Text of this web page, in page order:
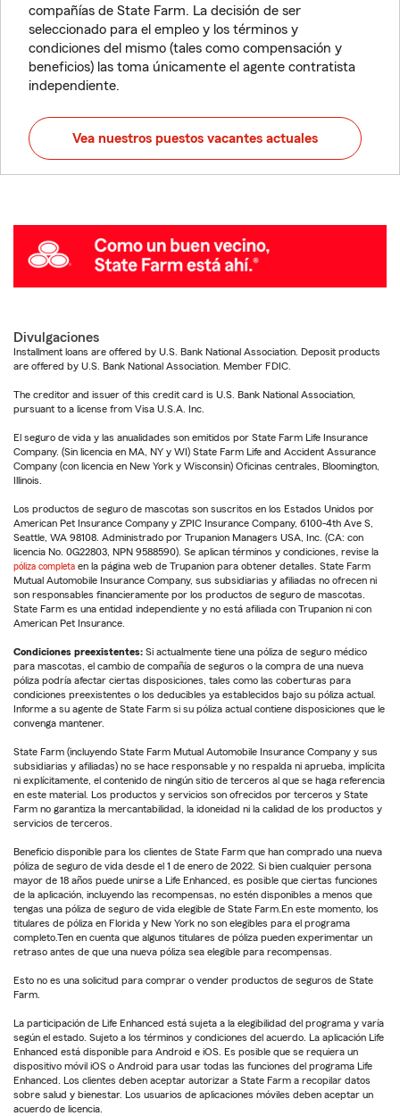
compañías de State Farm. La decisión de ser
seleccionado para el empleo y los términos y
condiciones del mismo (tales como compensación y
beneficios) las toma únicamente el agente contratista
independiente.
Vea nuestros puestos vacantes actuales
Divulgaciones
Installment loans are offered by U.S. Bank National Association. Deposit products
are offered by U.S. Bank National Association. Member FDIC.
The creditor and issuer of this credit card is U.S. Bank National Association,
pursuant to a license from Visa U.S.A. Inc.
El seguro de vida y las anualidades son emitidos por State Farm Life Insurance
Company. (Sin licencia en MA, NY y WI) State Farm Life and Accident Assurance
Company (con licencia en New York y Wisconsin) Oficinas centrales, Bloomington,
Illinois.
Los productos de seguro de mascotas son suscritos en los Estados Unidos por
American Pet Insurance Company y ZPIC Insurance Company, 6100-4th Ave S,
Seattle, WA 98108. Administrado por Trupanion Managers USA, Inc. (CA: con
licencia No. 0G22803, NPN 9588590). Se aplican términos y condiciones, revise la
póliza completa en la página web de Trupanion para obtener detalles. State Farm
Mutual Automobile Insurance Company, sus subsidiarias y afiliadas no ofrecen ni
son responsables financieramente por los productos de seguro de mascotas.
State Farm es una entidad independiente y no está afiliada con Trupanion ni con
American Pet Insurance.
Condiciones preexistentes: Si actualmente tiene una póliza de seguro médico
para mascotas, el cambio de compañía de seguros o la compra de una nueva
póliza podría afectar ciertas disposiciones, tales como las coberturas para
condiciones preexistentes o los deducibles ya establecidos bajo su póliza actual.
Informe a su agente de State Farm si su póliza actual contiene disposiciones que le
convenga mantener.
State Farm (incluyendo State Farm Mutual Automobile Insurance Company y sus
subsidiarias y afiliadas) no se hace responsable y no respalda ni aprueba, implícita
ni explícitamente, el contenido de ningún sitio de terceros al que se haga referencia
en este material. Los productos y servicios son ofrecidos por terceros y State
Farm no garantiza la mercantabilidad, la idoneidad ni la calidad de los productos y
servicios de terceros.
Beneficio disponible para los clientes de State Farm que han comprado una nueva
póliza de seguro de vida desde el 1 de enero de 2022. Si bien cualquier persona
mayor de 18 años puede unirse a Life Enhanced, es posible que ciertas funciones
de la aplicación, incluyendo las recompensas, no estén disponibles a menos que
tengas una póliza de seguro de vida elegible de State Farm.En este momento, los
titulares de póliza en Florida y New York no son elegibles para el programa
completo.Ten en cuenta que algunos titulares de póliza pueden experimentar un
retraso antes de que una nueva póliza sea elegible para recompensas.
Esto no es una solicitud para comprar o vender productos de seguros de State
Farm.
La participación de Life Enhanced está sujeta a la elegibilidad del programa y varía
según el estado. Sujeto a los términos y condiciones del acuerdo. La aplicación Life
Enhanced está disponible para Android e iOS. Es posible que se requiera un
dispositivo móvil iOS o Android para usar todas las funciones del programa Life
Enhanced. Los clientes deben aceptar autorizar a State Farm a recopilar datos
sobre salud y bienestar. Los usuarios de aplicaciones móviles deben aceptar un
acuerdo de licencia.